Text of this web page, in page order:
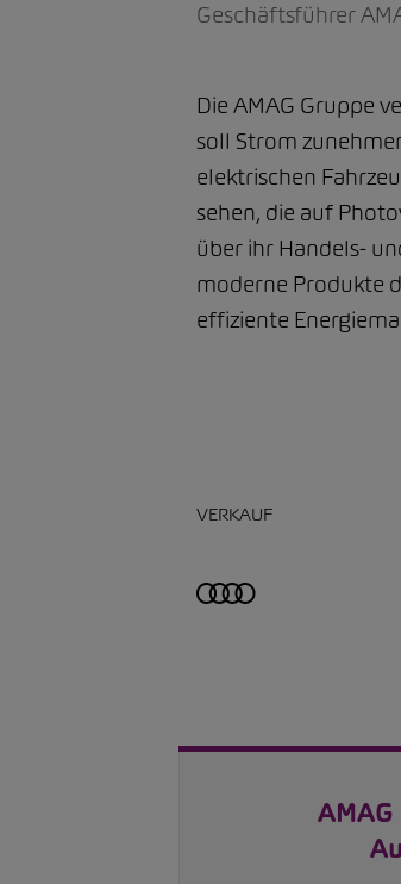
Geschäftsführer
Die AMAG Gruppe
soll Strom
elektrischen
sehen, die auf
über ihr Handels-
moderne Produkte
effiziente
VERKAUF